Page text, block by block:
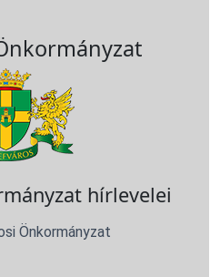
hírlevelei
Önkormányzat